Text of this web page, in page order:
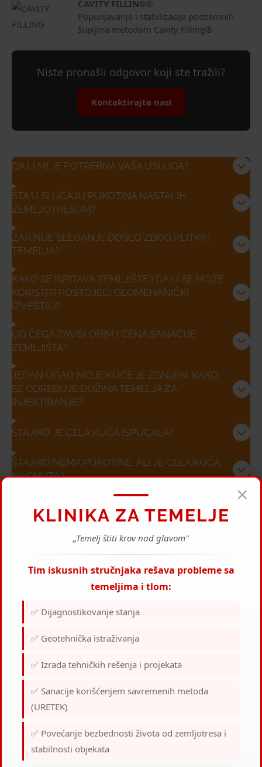
CAVITY FILLING®
Popunjavanje i stabilizacija podzemnih
šupljina metodom Cavity Filling®
Niste pronašli odgovor koji ste tražili?
Kontaktirajte nas!
DA LI MI JE POTREBNA VAŠA USLUGA?
ŠTA U SLUČAJU PUKOTINA NASTALIH
ZEMLJOTRESOM?
ZAR NIJE SLEGANJE DOŠLO ZBOG PLITKIH
TEMELJA?
KAKO SE ISPITAVA ZEMLJIŠTE I DA LI SE MOŽE
KORISTITI POSTOJEĆI GEOMEHANIČKI
IZVEŠTAJ?
OD ČEGA ZAVISI OBIM I CENA SANACIJE
ZEMLJIŠTA?
JEDAN UGAO MOJE KUĆE JE ZGNJEN, KAKO
SE ODREĐUJE DUŽINA TEMELJA ZA
INJEKTIRANJE?
ŠTA AKO JE CELA KUĆA ISPUCALA?
ŠTA AKO NEMA PUKOTINE, ALI JE CELA KUĆA
NAGNUTA?
PREDMET?
DA LI SE MOŽE ZATVORITI (STISNUTI)
KOJE PRIPREMNE RADOVE TREBA DA
PREDUZMEM PRE POČETKA RADA?
DA LI MOGU DA OSTANEM U KUĆI TOKOM
IZVOĐENJA?
KOLIKO JE VAŠ RAD BUČAN ILI INVAZIVAN?
KOLIKO DUGO TRAJE RAD?
KAKO ZNATE DA STE POSTIGLI ŽELJENO
POBOLJŠANJE ZEMLJIŠTA?
×
KLINIKA ZA TEMELJE
„Temelj štiti krov nad glavom"
Tim iskusnih stručnjaka rešava probleme sa
temeljima i tlom:
✅ Dijagnostikovanje stanja
✅ Geotehnička istraživanja
✅ Izrada tehničkih rešenja i projekata
✅ Sanacije korišćenjem savremenih metoda
(URETEK)
✅ Povećanje bezbednosti života od zemljotresa i
stabilnosti objekata